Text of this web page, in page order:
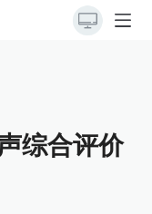
综合评价